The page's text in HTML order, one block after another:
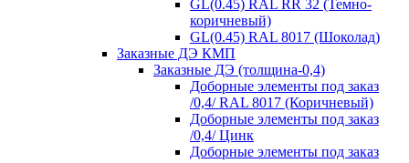
GL(0.45) RAL RR 32 (Темно-
коричневый)
GL(0.45) RAL 8017 (Шоколад)
Заказные ДЭ КМП
Заказные ДЭ (толщина-0,4)
Доборные элементы под заказ
/0,4/ RAL 8017 (Коричневый)
Доборные элементы под заказ
/0,4/ Цинк
Доборные элементы под заказ